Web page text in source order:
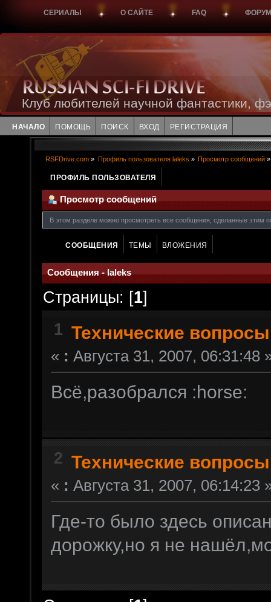
СЕРИАЛЫ О САЙТЕ FAQ ФОРУМ
Клуб любителей научной фантастики,
НАЧАЛО ПОМОЩЬ ПОИСК ВХОД РЕГИСТРАЦИЯ
RSFDrive.com » Профиль пользователя laleks » Просмотр сообщений»
ПРОФИЛЬ ПОЛЬЗОВАТЕЛЯ
Просмотр сообщений
В этом разделе можно просмотреть все сообщения, сделанные этим
СООБЩЕНИЯ ТЕМЫ ВЛОЖЕНИЯ
Сообщения - laleks
Страницы: [1]
1 Технические вопросы
« : Августа 31, 2007, 06:31:48
Всё,разобрался :horse:
2 Технические вопросы
« : Августа 31, 2007, 06:14:23
Где-то было здесь
дорожку,но я не